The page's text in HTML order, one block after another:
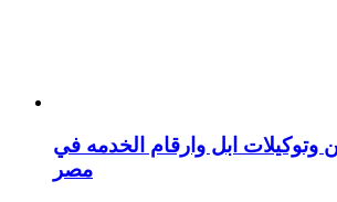
وتوكيلات ابل وارقام الخدمه في
مصر